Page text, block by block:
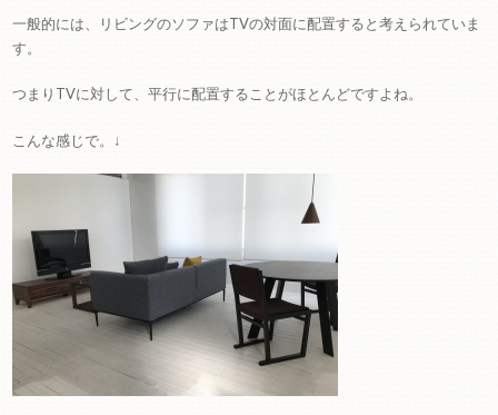
一般的には、リビングのソファはTVの対面に配置すると考えられていま
す。
つまりTVに対して、平行に配置することがほとんどですよね。
こんな感じで。↓